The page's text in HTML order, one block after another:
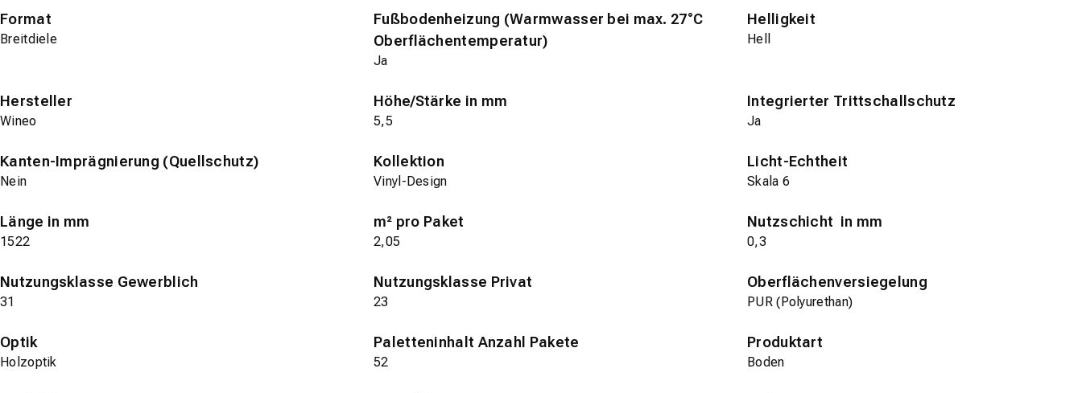
Format
Breitdiele
Fußbodenheizung (Warmwasser bei max. 27°C
Oberflächentemperatur)
Ja
Helligkeit
Hell
Hersteller
Wineo
Höhe/Stärke in mm
5,5
Integrierter Trittschallschutz
Ja
Kanten-Imprägnierung (Quellschutz)
Nein
Kollektion
Vinyl-Design
Licht-Echtheit
Skala 6
Länge in mm
1522
m² pro Paket
2,05
Nutzschicht in mm
0,3
Nutzungsklasse Gewerblich
31
Nutzungsklasse Privat
23
Oberflächenversiegelung
PUR (Polyurethan)
Optik
Holzoptik
Paletteninhalt Anzahl Pakete
52
Produktart
Boden